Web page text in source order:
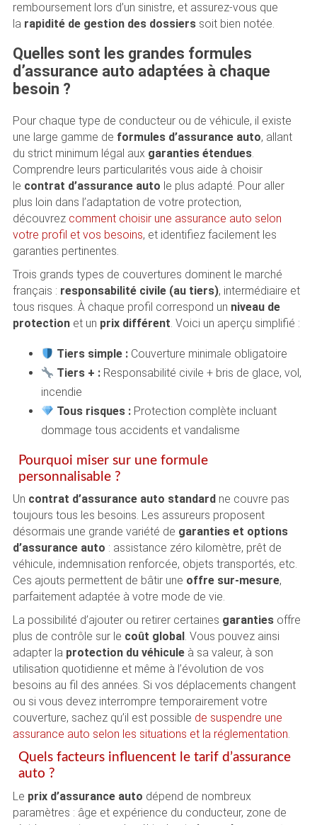
remboursement lors d’un sinistre, et assurez-vous que
la rapidité de gestion des dossierssoit bien notée.
Quelles sont les grandes formules
d’assurance auto adaptées à chaque
besoin ?
Pour chaque type de conducteur ou de véhicule, il existe
une large gamme de formules d’assurance auto, allant
du strict minimum légal aux garanties étendues.
Comprendre leurs particularités vous aide à choisir
le contrat d’assurance auto le plus adapté. Pour aller
plus loin dans l’adaptation de votre protection,
découvrez comment choisir une assurance auto selon
votre profil et vos besoins, et identifiez facilement les
garanties pertinentes.
Trois grands types de couvertures dominent le marché
français : responsabilité civile (au tiers), intermédiaire et
tous risques. À chaque profil correspond un niveau de
protectionet un prix différent. Voici un aperçu simplifié :
Tiers simple :Couverture minimale obligatoire
Tiers + :Responsabilité civile + bris de glace, vol,
incendie
Tous risques :Protection complète incluant
dommage tous accidents et vandalisme
Pourquoi miser sur une formule
personnalisable ?
Un contrat d’assurance auto standard ne couvre pas
toujours tous les besoins. Les assureurs proposent
désormais une grande variété de garanties et options
d’assurance auto : assistance zéro kilomètre, prêt de
véhicule, indemnisation renforcée, objets transportés, etc.
Ces ajouts permettent de bâtir une offre sur-mesure,
parfaitement adaptée à votre mode de vie.
La possibilité d’ajouter ou retirer certaines garantiesoffre
plus de contrôle sur le coût global . Vous pouvez ainsi
adapter la protection du véhiculeà sa valeur, à son
utilisation quotidienne et même à l’évolution de vos
besoins au fil des années. Si vos déplacements changent
ou si vous devez interrompre temporairement votre
couverture, sachez qu’il est possible de suspendre une
assurance auto selon les situations et la réglementation.
Quels facteurs influencent le tarif d’assurance
auto ?
Le prix d’assurance auto dépend de nombreux
paramètres : âge et expérience du conducteur, zone de